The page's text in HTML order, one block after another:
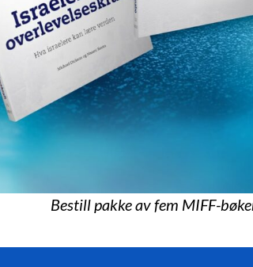
Bestill pakke av fem MIFF-